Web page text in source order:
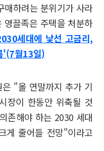
매하려는 분위기가 사라
끌족은 주택을 처분하
세대에 낯선 고금리,
'(7월13일)
"올 연말까지 추가 기
장이 한동안 위축될 것
존해야 하는 2030 세대
게 줄어들 전망"이라고